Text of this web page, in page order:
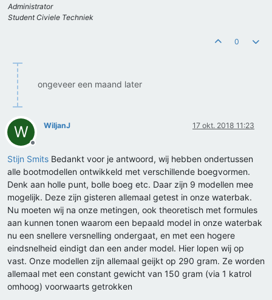
Administrator
Student Civiele Techniek
0
ongeveer een maand later
W
Offline
WiljanJ 17 okt. 2018 11:23
Stijn Smits Bedankt voor je antwoord, wij hebben ondertussen
alle bootmodellen ontwikkeld met verschillende boegvormen.
Denk aan holle punt, bolle boeg etc. Daar zijn 9 modellen mee
mogelijk. Deze zijn gisteren allemaal getest in onze waterbak.
Nu moeten wij na onze metingen, ook theoretisch met formules
aan kunnen tonen waarom een bepaald model in onze waterbak
nu een snellere versnelling ondergaat, en met een hogere
eindsnelheid eindigt dan een ander model. Hier lopen wij op
vast. Onze modellen zijn allemaal geijkt op 290 gram. Ze worden
allemaal met een constant gewicht van 150 gram (via 1 katrol
omhoog) voorwaarts getrokken